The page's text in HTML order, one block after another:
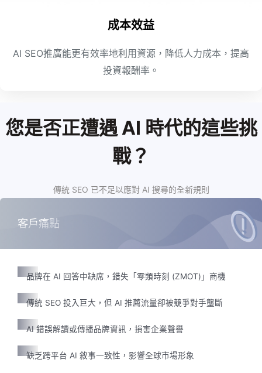
成本效益
AI SEO推廣能更有效率地利用資源，降低人力成本，提高
投資報酬率。
您是否正遭遇 AI 時代的這些挑
戰？
傳統 SEO 已不足以應對 AI 搜尋的全新規則
客戶痛點
品牌在 AI 回答中缺席，錯失「零類時刻 (ZMOT)」商機
傳統 SEO 投入巨大，但 AI 推薦流量卻被競爭對手壟斷
AI 錯誤解讀或傳播品牌資訊，損害企業聲譽
缺乏跨平台 AI 敘事一致性，影響全球市場形象